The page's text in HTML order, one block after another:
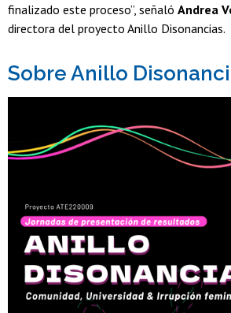
finalizado este proceso”, señaló Andrea
directora del proyecto Anillo Disonancias.
Sobre Anillo